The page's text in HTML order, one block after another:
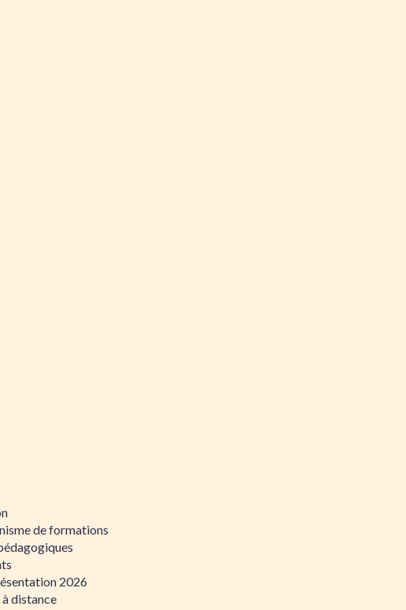
de formations
2026
distance